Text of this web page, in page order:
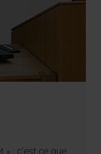
: c’est ce que